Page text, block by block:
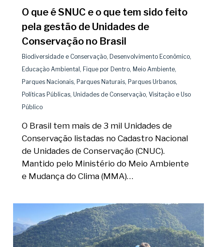
O que é SNUC e o que tem sido feito
pela gestão de Unidades de
Conservação no Brasil
Biodiversidade e Conservação, Desenvolvimento Econômico,
Educação Ambiental, Fique por Dentro, Meio Ambiente,
Parques Nacionais, Parques Naturais, Parques Urbanos,
Políticas Públicas, Unidades de Conservação, Visitação e Uso
Público
O Brasil tem mais de 3 mil Unidades de
Conservação listadas no Cadastro Nacional
de Unidades de Conservação (CNUC).
Mantido pelo Ministério do Meio Ambiente
e Mudança do Clima (MMA)…